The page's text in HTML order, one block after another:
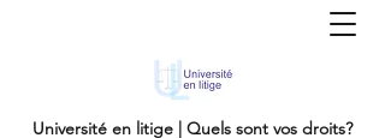
Université en litige | Quels sont vos droits?